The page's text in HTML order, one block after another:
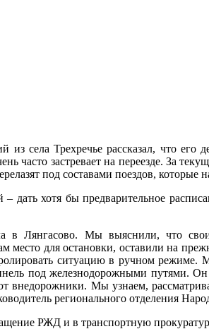
села Трехречье рассказал, что его
часто застревает на переезде. За
под составами поездов,
дать хотя бы предварительное
в Лянгасово. Мы выяснили, что
для остановки, оставили на
ситуацию в ручном
под железнодорожными путями.
внедорожники. Мы узнаем,
регионального отделения
РЖД и в транспортную